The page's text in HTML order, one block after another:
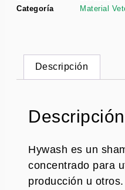
Categoría
Material
Descripción
Descripción
Hywash es un
concentrado para
producción u